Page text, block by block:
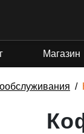
Магазин